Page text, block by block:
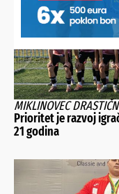
MIKLINOVEC
Prioritet je razvoj
21 godina